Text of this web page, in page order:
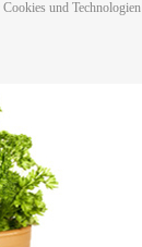
und Technologien